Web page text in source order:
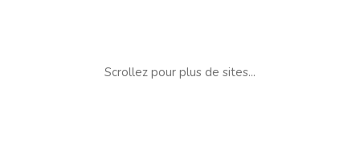
Scrollez pour plus de sites...